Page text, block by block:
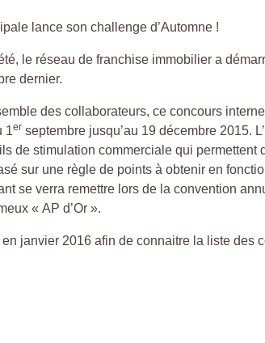
lance son challenge d’Automne !
le réseau de franchise immobilier a
dernier.
des collaborateurs, ce concours
1er septembre jusqu’au 19 décembre 2015.
de stimulation commerciale qui
sur une règle de points à obtenir en
se verra remettre lors de la convention
« AP d’Or ».
janvier 2016 afin de connaitre la liste des